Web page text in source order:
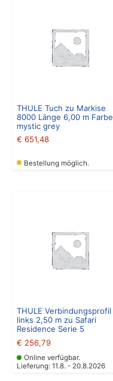
THULE Tuch zu Markise
8000 Länge 6,00 m Farbe
mystic grey
€ 651,48
Bestellung möglich.
THULE Verbindungsprofil
links 2,50 m zu Safari
Residence Serie 5
€ 256,79
Online verfügbar.
Lieferung: 11.8. - 20.8.2026